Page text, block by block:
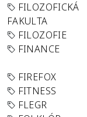
FILOZOFICKÁ
FAKULTA
FILOZOFIE
FINANCE
FIREFOX
FITNESS
FLEGR